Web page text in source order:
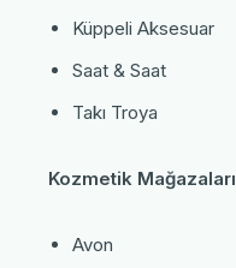
Küppeli Aksesuar
Saat & Saat
Takı Troya
Kozmetik Mağazaları
Avon